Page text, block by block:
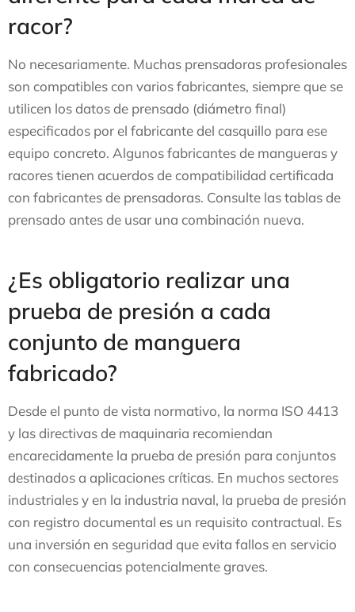
racor?
No necesariamente. Muchas prensadoras profesionales
son compatibles con varios fabricantes, siempre que se
utilicen los datos de prensado (diámetro final)
especificados por el fabricante del casquillo para ese
equipo concreto. Algunos fabricantes de mangueras y
racores tienen acuerdos de compatibilidad certificada
con fabricantes de prensadoras. Consulte las tablas de
prensado antes de usar una combinación nueva.
¿Es obligatorio realizar una
prueba de presión a cada
conjunto de manguera
fabricado?
Desde el punto de vista normativo, la norma ISO 4413
y las directivas de maquinaria recomiendan
encarecidamente la prueba de presión para conjuntos
destinados a aplicaciones críticas. En muchos sectores
industriales y en la industria naval, la prueba de presión
con registro documental es un requisito contractual. Es
una inversión en seguridad que evita fallos en servicio
con consecuencias potencialmente graves.